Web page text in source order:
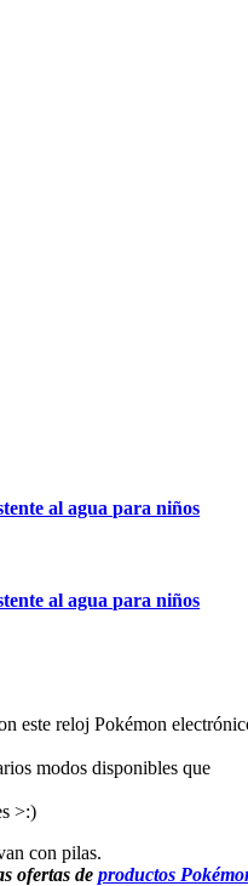
al agua para niños
al agua para niños
este reloj Pokémon
modos disponibles que
>:)
con pilas.
ofertas deproductos